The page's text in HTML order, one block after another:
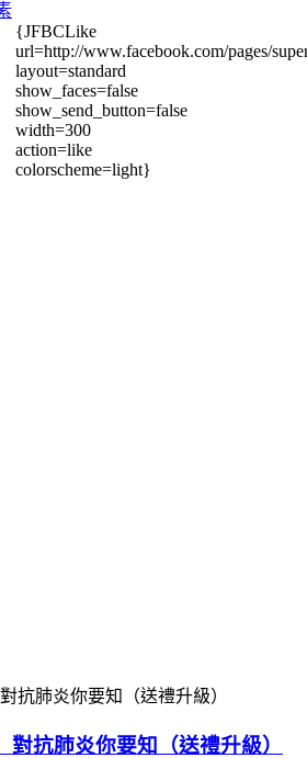
{JFBCLike
url=http://www.facebook.com/pages/
layout=standard
show_faces=false
show_send_button=false
width=300
action=like
colorscheme=light}
對抗肺炎你要知（送禮升級）